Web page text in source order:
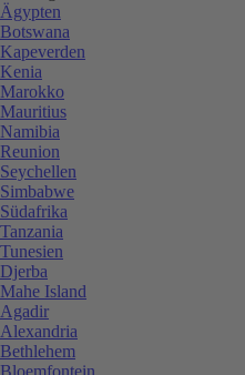
Ägypten
Botswana
Kapeverden
Kenia
Marokko
Mauritius
Namibia
Reunion
Seychellen
Simbabwe
Südafrika
Tanzania
Tunesien
Djerba
Mahe Island
Agadir
Alexandria
Bethlehem
Bloemfontein